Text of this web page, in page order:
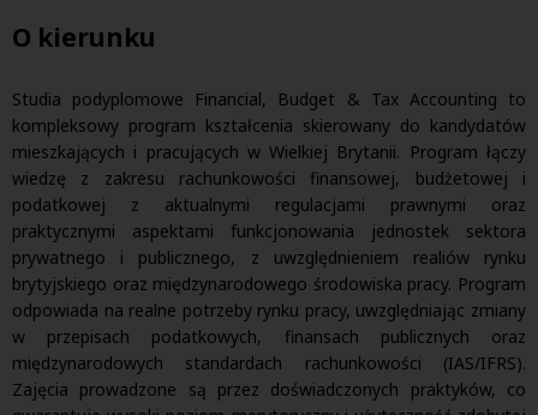
O kierunku
Studia podyplomowe Financial, Budget & Tax Accounting to
kompleksowy program kształcenia skierowany do kandydatów
mieszkających i pracujących w Wielkiej Brytanii. Program łączy
wiedzę z zakresu rachunkowości finansowej, budżetowej i
podatkowej z aktualnymi regulacjami prawnymi oraz
praktycznymi aspektami funkcjonowania jednostek sektora
prywatnego i publicznego, z uwzględnieniem realiów rynku
brytyjskiego oraz międzynarodowego środowiska pracy. Program
odpowiada na realne potrzeby rynku pracy, uwzględniając zmiany
w przepisach podatkowych, finansach publicznych oraz
międzynarodowych standardach rachunkowości (IAS/IFRS).
Zajęcia prowadzone są przez doświadczonych praktyków, co